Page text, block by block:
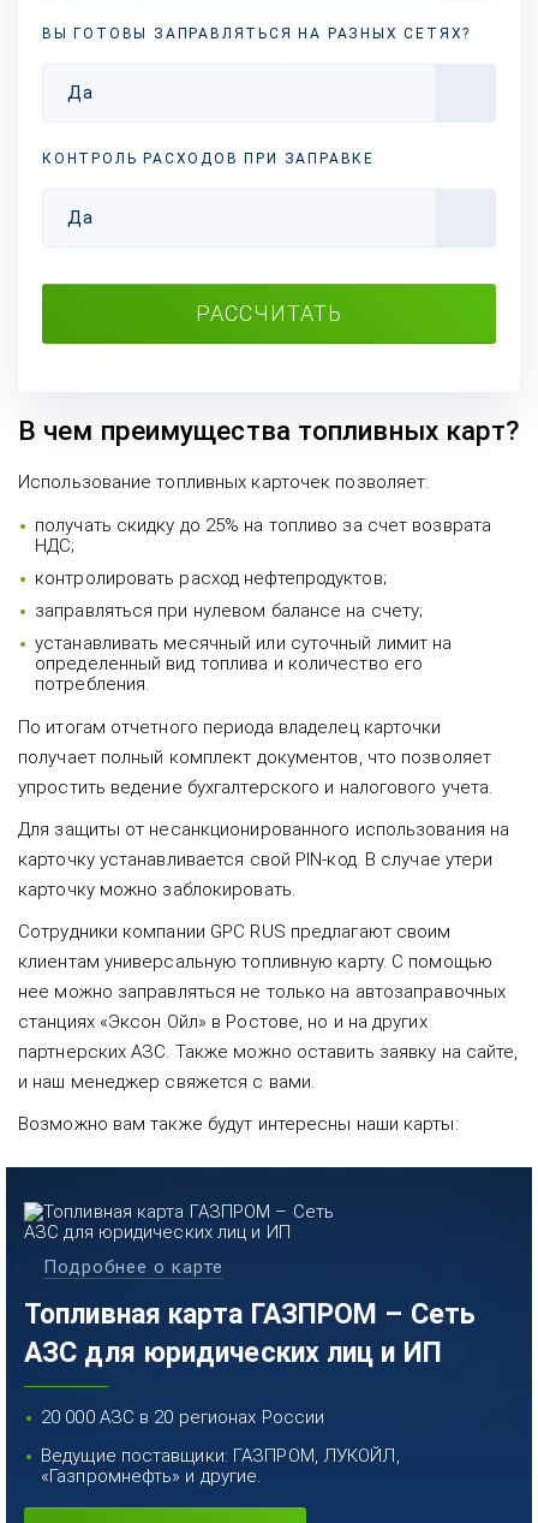
ВЫ ГОТОВЫ ЗАПРАВЛЯТЬСЯ НА РАЗНЫХСЕТЯХ?
Да
КОНТРОЛЬ РАСХОДОВ ПРИ ЗАПРАВКЕ
Да
РАССЧИТАТЬ
В чем преимущества топливных карт?
Использование топливных карточек позволяет:
получать скидку до 25% на топливо за счет возврата
НДС;
контролировать расход нефтепродуктов;
заправляться при нулевом балансе на счету;
устанавливать месячный или суточный лимит на
определенный вид топлива и количество его
потребления.
По итогам отчетного периода владелец карточки
получает полный комплект документов, что позволяет
упростить ведение бухгалтерского и налогового учета.
Для защиты от несанкционированного использования на
карточку устанавливается свой PIN-код. В случае утери
карточку можно заблокировать.
Сотрудники компании GPC RUS предлагают своим
клиентам универсальную топливную карту. С помощью
нее можно заправляться не только на автозаправочных
станциях «Эксон Ойл» в Ростове, но и на других
партнерских АЗС. Также можно оставить заявку на сайте,
и наш менеджер свяжется с вами.
Возможно вам также будут интересны наши карты:
Топливная карта ГАЗПРОМ – Сеть
АЗС для юридических лиц и ИП
20 000 АЗС в 20 регионах России
Ведущие поставщики: ГАЗПРОМ, ЛУКОЙЛ,
«Газпромнефть» и другие.
Подробнее о карте